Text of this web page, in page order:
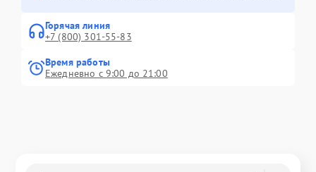
Горячая линия
+7 (800) 301-55-83
Время работы
Ежедневно с 9:00 до 21:00